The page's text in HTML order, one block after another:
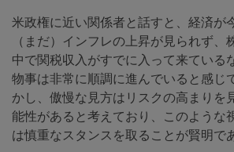
米政権に近い関係者と話すと、経済が
（まだ）インフレの上昇が見られず、
中で関税収入がすでに入って来ている
物事は非常に順調に進んでいると感じ
かし、傲慢な見方はリスクの高まりを
能性があると考えており、このような
は慎重なスタンスを取ることが賢明で